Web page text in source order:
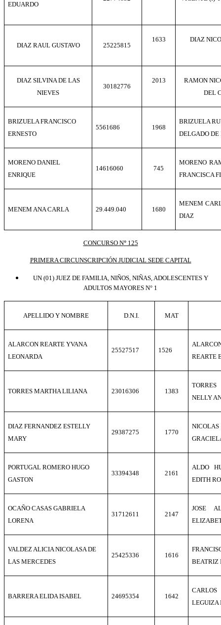
EDUARDO
DIAZ RAUL GUSTAVO 25225815
1633 DIAZ
DIAZ SILVINA DE LAS
NIEVES
30182776
2013
RAMON
DEL
BRIZUELA FRANCISCO
ERNESTO
5561686 1968
BRIZUELA
DELGADO
MORENO DANIEL
ENRIQUE
14616060 745
MORENO
FRANCISCA
MENEM ANA CARLA 29.449.040 1680
MENEM
DIAZ
CONCURSO Nº125
PRIMERA CIRCUNSCRIPCIÓN JUDICIAL SEDE CAPITAL
UN (01)JUEZ DE FAMILIA, NIÑOS, NIÑAS, ADOLESCENTES Y
ADULTOS MAYORES N° 1
APELLIDO Y NOMBRE D.N.I. MAT
ALARCON REARTE YVANA
LEONARDA
25527517 1526
REARTE
TORRES MARTHA LILIANA 23016306 1383
NELLY
DIAZ FERNANDEZ ESTELLY
MARY
29387275 1770
PORTUGAL ROMERO HUGO
GASTON
33394348 2161
ALDO
EDITH
OCAÑO CASAS GABRIELA
LORENA
31712611 2147
JOSE
VALDEZ ALICIA NICOLASA DE
LAS MERCEDES
25425336 1616
BEATRIZ
BARRERA ELIDA ISABEL 24695354 1642
LEGUIZA